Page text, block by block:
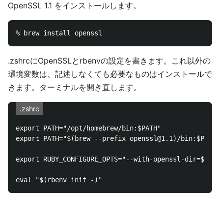
OpenSSL 1.1 をインストールします。
.zshrcにOpenSSLとrbenvの設定を書きます。これ以外の
環境変数は、記述しなくても必要なものはインストールで
きます。ターミナルを開き直します。
.zshrc
export PATH="/opt/homebrew/bin:$PATH"
export PATH="$(brew --prefix openssl@1.1)/bin:$PATH"
export RUBY_CONFIGURE_OPTS="--with-openssl-